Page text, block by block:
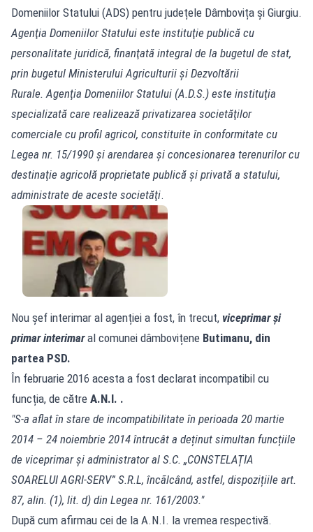
Domeniilor Statului (ADS) pentru județele Dâmbovița și Giurgiu.
Agenţia Domeniilor Statului este instituţie publică cu
personalitate juridică, finanţată integral de la bugetul de stat,
prin bugetul Ministerului Agriculturii și Dezvoltării
Rurale. Agenţia Domeniilor Statului (A.D.S.) este instituţia
specializată care realizează privatizarea societăţilor
comerciale cu profil agricol, constituite în conformitate cu
Legea nr. 15/1990 şi arendarea şi concesionarea terenurilor cu
destinaţie agricolă proprietate publică şi privată a statului,
administrate de aceste societăţi.
Nou șef interimar al agenției a fost, în trecut, viceprimar și
primar interimaral comunei dâmbovițene Butimanu, din
partea PSD.
În februarie 2016 acesta a fost declarat incompatibil cu
funcția, de către A.N.I. .
"S-a aflat în stare de incompatibilitate în perioada 20 martie
2014 – 24 noiembrie 2014 întrucât a deținut simultan funcțiile
de viceprimar și administrator al S.C. „CONSTELAȚIA
SOARELUI AGRI-SERV”S.R.L, încãlcând, astfel, dispozițiile art.
87, alin. (1), lit. d) din Legea nr. 161/2003."
După cum afirmau cei de la A.N.I. la vremea respectivă.